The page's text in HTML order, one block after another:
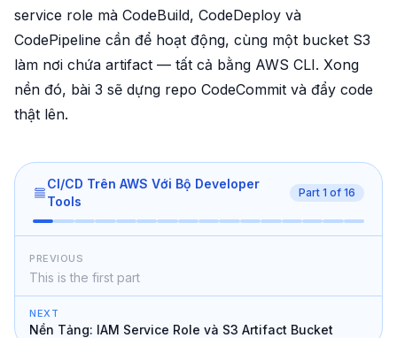
service role mà CodeBuild, CodeDeploy và
CodePipeline cần để hoạt động, cùng một bucket S3
làm nơi chứa artifact — tất cả bằng AWS CLI. Xong
nền đó, bài 3 sẽ dựng repo CodeCommit và đẩy code
thật lên.
CI/CD Trên AWS Với Bộ Developer
Tools
Part 1 of 16
PREVIOUS
This is the first part
NEXT
Nền Tảng: IAM Service Role và S3 Artifact Bucket